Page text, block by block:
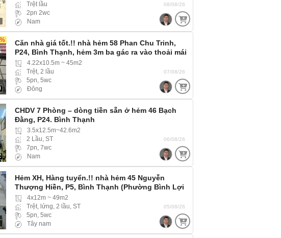
Trệt lầu
2pn 2wc
Nam
08/08/26
Căn nhà giá tốt.!! nhà hẻm 58 Phan Chu Trinh,
P24, Bình Thạnh, hẻm 3m ba gác ra vào thoải mái
4.22x10.5m ~ 45m2
Trệt, 2 lầu
5pn, 5wc
Đông
07/08/26
CHDV 7 Phòng – dòng tiền sẵn ở hẻm 46 Bạch
Đằng, P24. Bình Thạnh
3.5x12.5m~42.6m2
2 Lầu, ST
7pn, 7wc
Nam
06/08/26
Hẻm XH, Hàng tuyển.!! nhà hẻm 45 Nguyễn
Thượng Hiền, P5, Bình Thạnh (Phường Bình Lợi
Trung) hẻm rộng xe hơi 4 chỗ vào tới nhà
4x12m ~ 49m2
Trệt, lửng, 2 lầu, ST
5pn, 5wc
Tây nam
05/08/26